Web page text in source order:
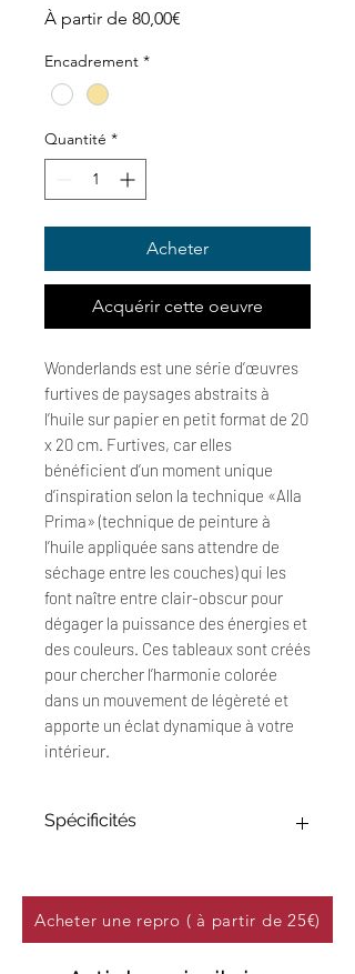
À partir de 80,00€
Encadrement *
Quantité *
Acheter
Acquérir cette oeuvre
Wonderlands est une série d’œuvres
furtives de paysages abstraits à
l’huile sur papier en petit format de 20
x 20 cm. Furtives, car elles
bénéficient d’un moment unique
d’inspiration selon la technique «Alla
Prima» (technique de peinture à
l’huile appliquée sans attendre de
séchage entre les couches) qui les
font naître entre clair-obscur pour
dégager la puissance des énergies et
des couleurs. Ces tableaux sont créés
pour chercher l’harmonie colorée
dans un mouvement de légèreté et
apporte un éclat dynamique à votre
intérieur.
Spécificités
Technique : Peinture à l'huile sur
papier 250 g/m²
Titre : "Wonderland #16"
Date : Novembre 2024
Acheter une repro ( à partir de 25€)